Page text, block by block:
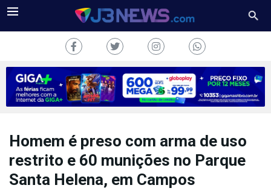
J3NEWS
TV
Homem é preso com arma de uso
restrito e 60 munições no Parque
Santa Helena, em Campos